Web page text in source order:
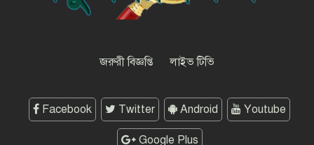
শফিকের মুক্তি ও মামলা প্রত্যাহারের
দেশব্যাপী আন্দোলনের হুঁশিয়ারি
জরুরী বিজ্ঞপ্তি লাইভ টিভি
Facebook Twitter Android Youtube
Google Plus